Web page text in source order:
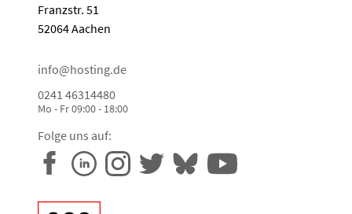
Franzstr. 51
52064 Aachen
info@hosting.de
0241 46314480
Mo - Fr 09:00 - 18:00
Folge uns auf: